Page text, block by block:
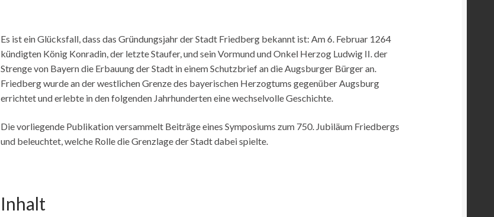
Es ist ein Glücksfall, dass das Gründungsjahr der Stadt Friedberg bekannt ist: Am 6. Februar 1264
kündigten König Konradin, der letzte Staufer, und sein Vormund und Onkel Herzog Ludwig II. der
Strenge von Bayern die Erbauung der Stadt in einem Schutzbrief an die Augsburger Bürger an.
Friedberg wurde an der westlichen Grenze des bayerischen Herzogtums gegenüber Augsburg
errichtet und erlebte in den folgenden Jahrhunderten eine wechselvolle Geschichte.
Die vorliegende Publikation versammelt Beiträge eines Symposiums zum 750. Jubiläum Friedbergs
und beleuchtet, welche Rolle die Grenzlage der Stadt dabei spielte.
Inhalt